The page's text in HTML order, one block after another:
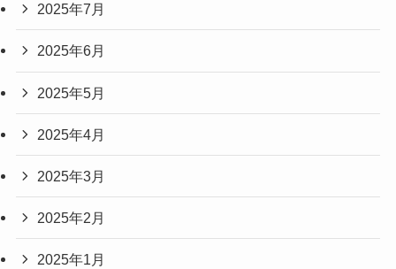
2025年7月
2025年6月
2025年5月
2025年4月
2025年3月
2025年2月
2025年1月